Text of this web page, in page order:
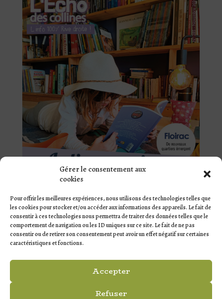
Gérer le consentement aux
cookies
Pour offrir les meilleures expériences, nous utilisons des technologies telles que
les cookies pour stocker et/ou accéder aux informations des appareils. Le fait de
consentir à ces technologies nous permettra de traiter des données telles que le
comportement de navigation ou les ID uniques sur ce site. Le fait de ne pas
consentir ou de retirer son consentement peut avoir un effet négatif sur certaines
caractéristiques et fonctions.
Accepter
Refuser
ARTICLES RÉCENTS
Les Lyriques de Quinsac et de Camblanes-et-Meynac